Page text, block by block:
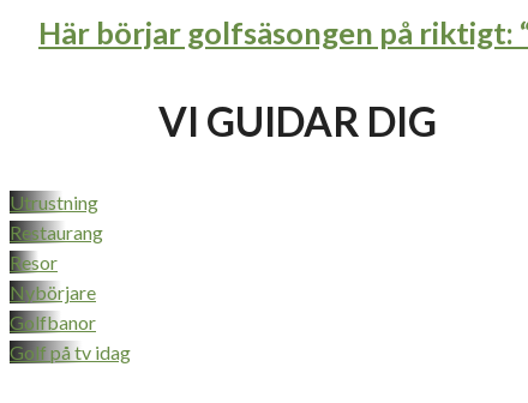
Här börjar golfsäsongen på riktigt:
VI GUIDAR DIG
Utrustning
Restaurang
Resor
Nybörjare
Golfbanor
Golf på tv idag